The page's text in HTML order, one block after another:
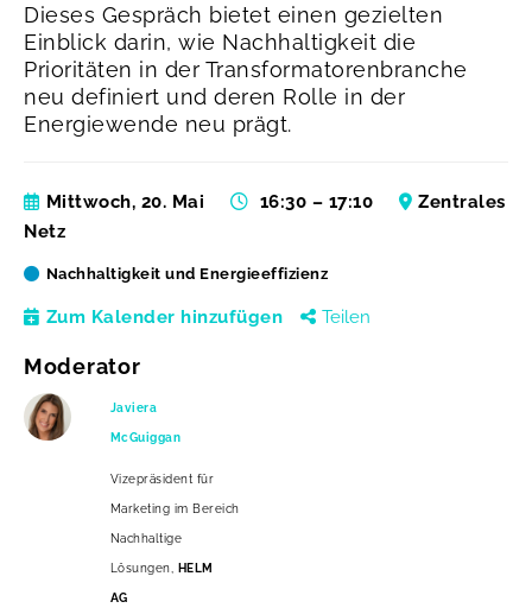
Dieses Gespräch bietet einen gezielten
Einblick darin, wie Nachhaltigkeit die
Prioritäten in der Transformatorenbranche
neu definiert und deren Rolle in der
Energiewende neu prägt.
Mittwoch, 20. Mai 16:30 – 17:10
Zentrales
Netz
Nachhaltigkeit und Energieeffizienz
Zum Kalender hinzufügen Teilen
Moderator
Javiera
McGuiggan
Vizepräsident für
Marketing im Bereich
Nachhaltige
Lösungen, HELM
AG